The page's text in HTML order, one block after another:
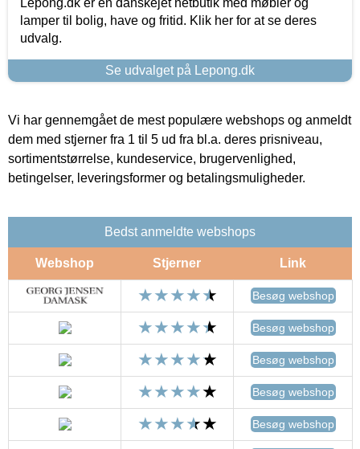
Lepong.dk er en danskejet netbutik med møbler og
lamper til bolig, have og fritid. Klik her for at se deres
udvalg.
Se udvalget på Lepong.dk
Vi har gennemgået de mest populære webshops og anmeldt
dem med stjerner fra 1 til 5 ud fra bl.a. deres prisniveau,
sortimentstørrelse, kundeservice, brugervenlighed,
betingelser, leveringsformer og betalingsmuligheder.
Bedst anmeldte webshops
Webshop Stjerner Link
Besøg webshop
Besøg webshop
Besøg webshop
Besøg webshop
Besøg webshop